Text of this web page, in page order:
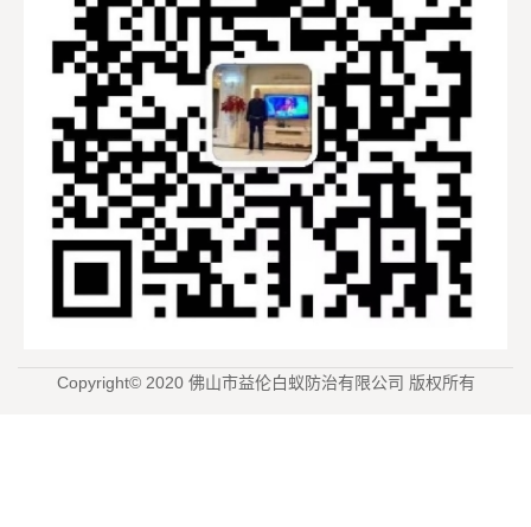
Copyright© 2020 佛山市益伦白蚁防治有限公司 版权所有